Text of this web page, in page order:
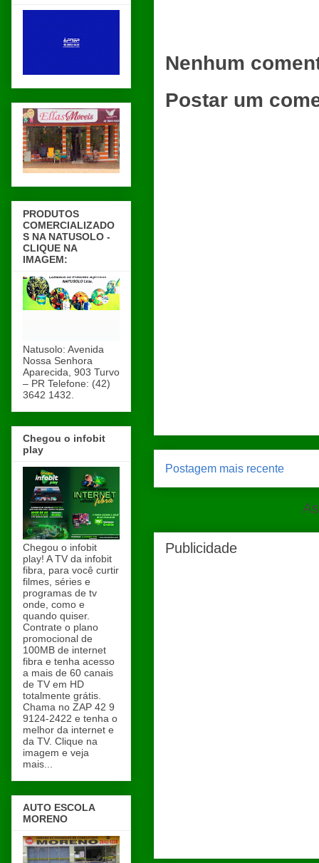
Nenhum
Postar um
Postagem mais recente
Publicidade
PRODUTOS
COMERCIALIZADO
S NA NATUSOLO -
CLIQUE NA
IMAGEM:
Natusolo: Avenida
Nossa Senhora
Aparecida, 903 Turvo
– PR Telefone: (42)
3642 1432.
Chegou o infobit
play
Chegou o infobit
play! A TV da infobit
fibra, para você curtir
filmes, séries e
programas de tv
onde, como e
quando quiser.
Contrate o plano
promocional de
100MB de internet
fibra e tenha acesso
a mais de 60 canais
de TV em HD
totalmente grátis.
Chama no ZAP 42 9
9124-2422 e tenha o
melhor da internet e
da TV. Clique na
imagem e veja
mais...
AUTO ESCOLA
MORENO